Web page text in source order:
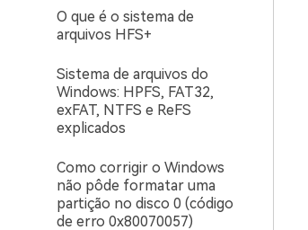
O que é o sistema de
arquivos HFS+
Sistema de arquivos do
Windows: HPFS, FAT32,
exFAT, NTFS e ReFS
explicados
Como corrigir o Windows
não pôde formatar uma
partição no disco 0 (código
de erro 0x80070057)